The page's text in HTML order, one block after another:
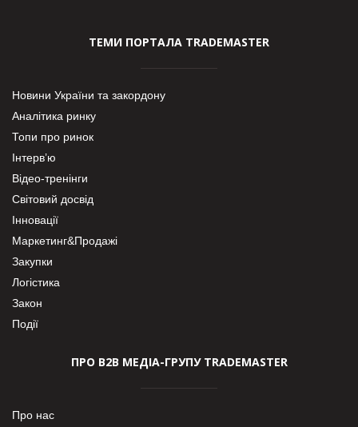
ТЕМИ ПОРТАЛА TRADEMASTER
Новини України та закордону
Аналітика ринку
Топи про ринок
Інтерв’ю
Відео-тренінги
Світовий досвід
Інновації
Маркетинг&Продажі
Закупки
Логістика
Закон
Події
ПРО В2В МЕДІА-ГРУПУ TRADEMASTER
Про нас